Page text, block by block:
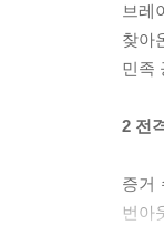
브레
찾아
민족
2 전
증거
번아